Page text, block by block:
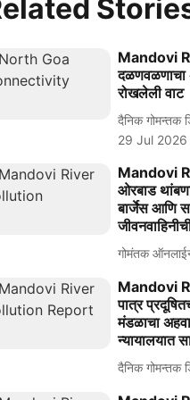
Mandovi
दळणवळणाचा
रोखलेली वाट
दैनिक गोमन्तक
29 Jul 2026
Mandovi
ओरबाड
बार्जेस आणि
गोमंतक
Mandovi
पात्र
मंडळाचा
न्यायालयात
दैनिक गोमन्तक